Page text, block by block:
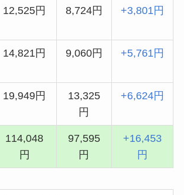
12,525円 8,724円 +3,801円
14,821円 9,060円 +5,761円
19,949円
13,325
円
+6,624円
114,048
円
97,595
円
+16,453
円